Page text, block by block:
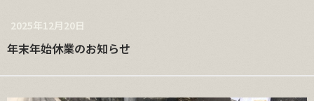
2025年12月20日
年末年始休業のお知らせ